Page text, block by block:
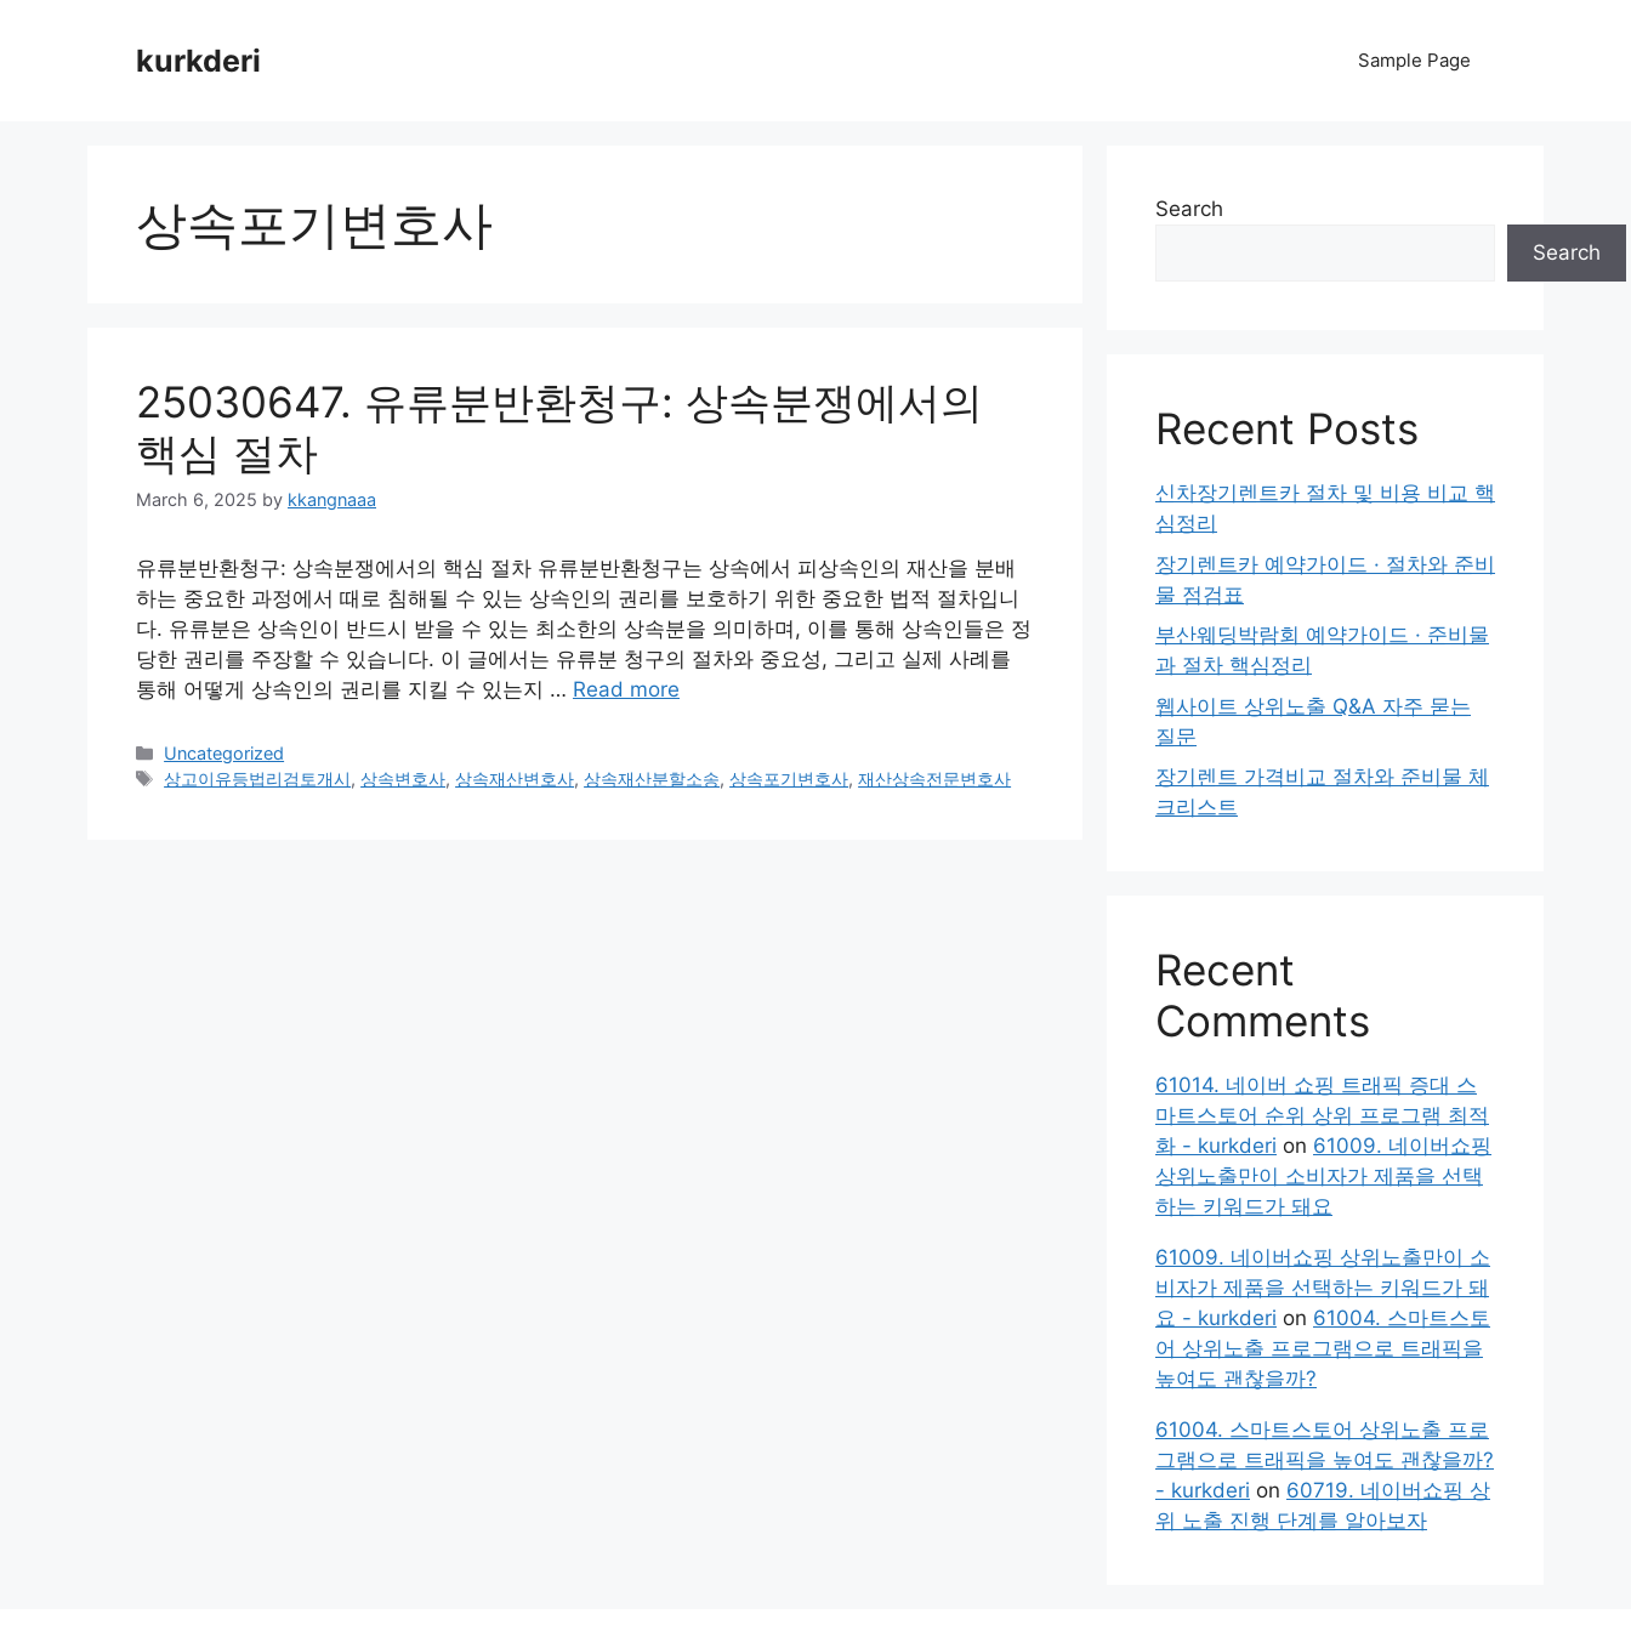
kurkderi Sample Page
상속포기변호사
25030647. 유류분반환청구: 상속분쟁에서의
핵심 절차
March 6, 2025 by kkangnaaa
유류분반환청구: 상속분쟁에서의 핵심 절차 유류분반환청구는 상속에서 피상속인의 재산을 분배
하는 중요한 과정에서 때로 침해될 수 있는 상속인의 권리를 보호하기 위한 중요한 법적 절차입니
다. 유류분은 상속인이 반드시 받을 수 있는 최소한의 상속분을 의미하며, 이를 통해 상속인들은 정
당한 권리를 주장할 수 있습니다. 이 글에서는 유류분 청구의 절차와 중요성, 그리고 실제 사례를
통해 어떻게 상속인의 권리를 지킬 수 있는지 … Read more
Categories
Uncategorized
Tags
상고이유등법리검토개시,상속변호사,상속재산변호사,상속재산분할소송,상속포기변호사,재산상속전문변호사
Search
Search
Recent Posts
신차장기렌트카 절차 및 비용 비교 핵
심정리
장기렌트카 예약가이드 · 절차와 준비
물 점검표
부산웨딩박람회 예약가이드 · 준비물
과 절차 핵심정리
웹사이트 상위노출 Q&A 자주 묻는
질문
장기렌트 가격비교 절차와 준비물 체
크리스트
Recent
Comments
61014. 네이버 쇼핑 트래픽 증대 스
마트스토어 순위 상위 프로그램 최적
화 - kurkderi on 61009. 네이버쇼핑
상위노출만이 소비자가 제품을 선택
하는 키워드가 돼요
61009. 네이버쇼핑 상위노출만이 소
비자가 제품을 선택하는 키워드가 돼
요 - kurkderi on 61004. 스마트스토
어 상위노출 프로그램으로 트래픽을
높여도 괜찮을까?
61004. 스마트스토어 상위노출 프로
그램으로 트래픽을 높여도 괜찮을까?
- kurkderi on 60719. 네이버쇼핑 상
위 노출 진행 단계를 알아보자